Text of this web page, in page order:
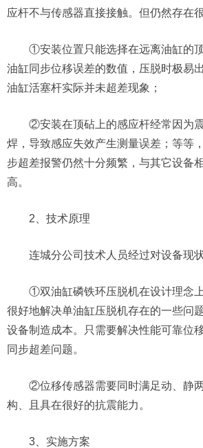
应杆不与传感器直接接触。但仍然存在
①安装位置只能选择在远离油缸的
油缸同步位移误差的数值，压脱时极易
油缸活塞杆实际并未超差现象；
②安装在顶砧上的感应杆经常因为
焊，导致感应失效产生测量误差；等等
步超差报警仍然十分频繁，与其它设备
高。
2、技术原理
连城分公司技术人员经过对设备现
①双油缸磷铁环压脱机在设计理念
很好地解决单油缸压脱机存在的一些问
设备制造成本。只需要解决性能可靠位
同步超差问题。
②位移传感器需要同时满足动、静
构、且具在很好的抗震能力。
3、实施方案